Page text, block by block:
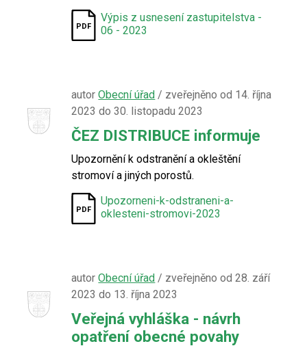
Výpis z usnesení zastupitelstva -
06 - 2023
autorObecní úřad / zveřejněno od 14. října
2023 do 30. listopadu 2023
ČEZ DISTRIBUCE informuje
Upozornění k odstranění a okleštění
stromoví a jiných porostů.
Upozorneni-k-odstraneni-a-
oklesteni-stromovi-2023
autorObecní úřad / zveřejněno od 28. září
2023 do 13. října 2023
Veřejná vyhláška - návrh
opatření obecné povahy